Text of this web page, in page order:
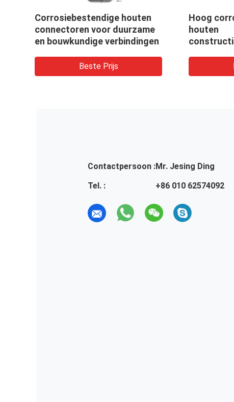
Hoog corrosiebestendige
houten
constructieconnectoren
Beste Prijs
Contactpersoon :Mr. Jesing Ding
Tel. :
+86 010 62574092